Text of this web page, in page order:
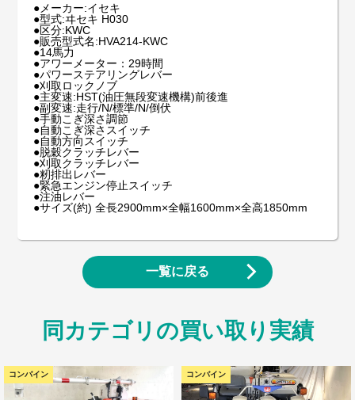
●メーカー:イセキ
●型式:ヰセキ H030
●区分:KWC
●販売型式名:HVA214-KWC
●14馬力
●アワーメーター：29時間
●パワーステアリングレバー
●刈取ロックノブ
●主変速:HST(油圧無段変速機構)前後進
●副変速:走行/N/標準/N/倒伏
●手動こぎ深さ調節
●自動こぎ深さスイッチ
●自動方向スイッチ
●脱穀クラッチレバー
●刈取クラッチレバー
●籾排出レバー
●緊急エンジン停止スイッチ
●注油レバー
●サイズ(約) 全長2900mm×全幅1600mm×全高1850mm
一覧に戻る
同カテゴリの買い取り実績
コンバイン コンバイン